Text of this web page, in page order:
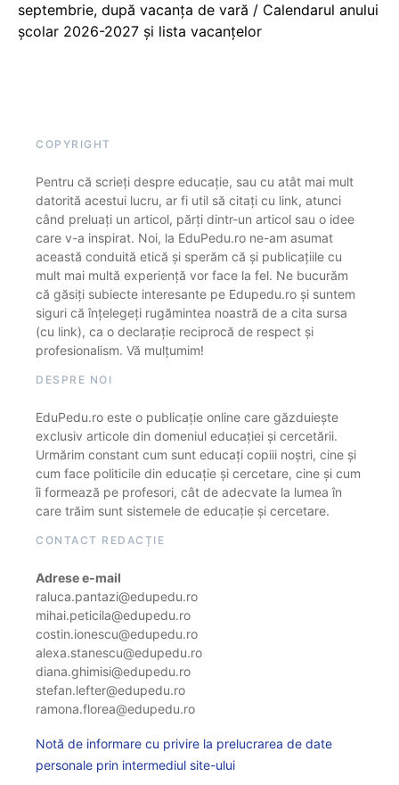
septembrie, după vacanța de vară / Calendarul anului
școlar 2026-2027 și lista vacanțelor
COPYRIGHT
Pentru că scrieți despre educație, sau cu atât mai mult
datorită acestui lucru, ar fi util să citați cu link, atunci
când preluați un articol, părți dintr-un articol sau o idee
care v-a inspirat. Noi, la EduPedu.ro ne-am asumat
această conduită etică și sperăm că și publicațiile cu
mult mai multă experiență vor face la fel. Ne bucurăm
că găsiți subiecte interesante pe Edupedu.ro și suntem
siguri că înțelegeți rugămintea noastră de a cita sursa
(cu link), ca o declarație reciprocă de respect și
profesionalism. Vă mulțumim!
DESPRE NOI
EduPedu.ro este o publicație online care găzduiește
exclusiv articole din domeniul educației și cercetării.
Urmărim constant cum sunt educați copiii noștri, cine și
cum face politicile din educație și cercetare, cine și cum
îi formează pe profesori, cât de adecvate la lumea în
care trăim sunt sistemele de educație și cercetare.
CONTACT REDACȚIE
Adrese e-mail
raluca.pantazi@edupedu.ro
mihai.peticila@edupedu.ro
costin.ionescu@edupedu.ro
alexa.stanescu@edupedu.ro
diana.ghimisi@edupedu.ro
stefan.lefter@edupedu.ro
ramona.florea@edupedu.ro
Notă de informare cu privire la prelucrarea de date
personale prin intermediul site-ului